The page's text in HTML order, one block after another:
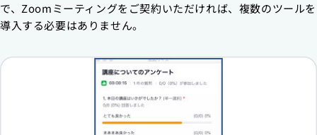
で、Zoomミーティングをご契約いただければ、複数のツールを
導入する必要はありません。